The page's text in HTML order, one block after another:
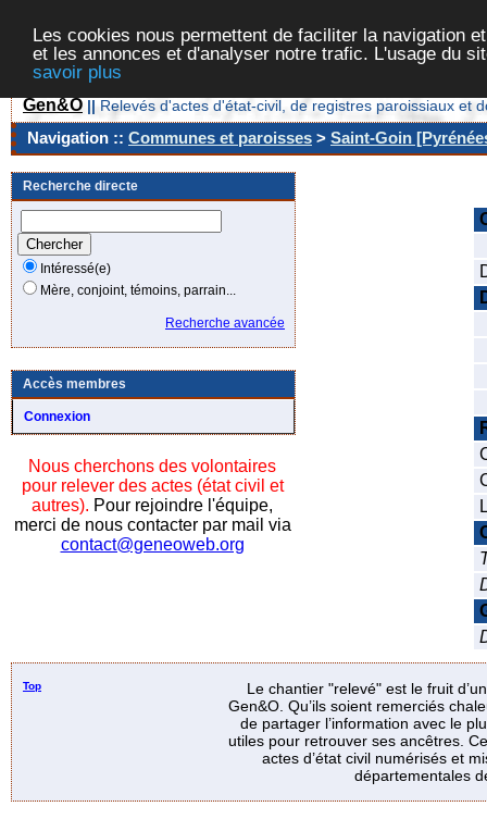
Les cookies nous permettent de faciliter la navigation
et les annonces et d'analyser notre trafic. L'usage du
savoir plus
Gen&O || Relevés d'actes d'état-civil, de registres paroissiaux et
Navigation :: Communes et paroisses > Saint-Goin
Recherche directe
Intéressé(e)
Mère, conjoint, témoins, parrain...
Recherche avancée
Accès membres
Connexion
Nous cherchons des volontaires
pour relever des actes (état civil et
autres). Pour rejoindre l'équipe,
merci de nous contacter par mail via
contact@geneoweb.org
Top
Le chantier "relevé" est le fruit
Gen&O. Qu’ils soient remerciés
de partager l’information avec le
utiles pour retrouver ses ancêtres.
actes d’état civil numérisés et
départementales